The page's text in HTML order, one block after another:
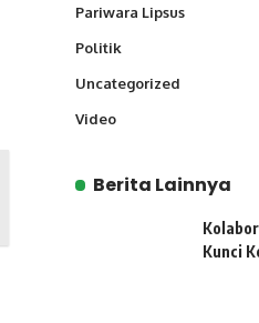
Pariwara Lipsus
Politik
Uncategorized
Video
Berita Lainnya
Kunci